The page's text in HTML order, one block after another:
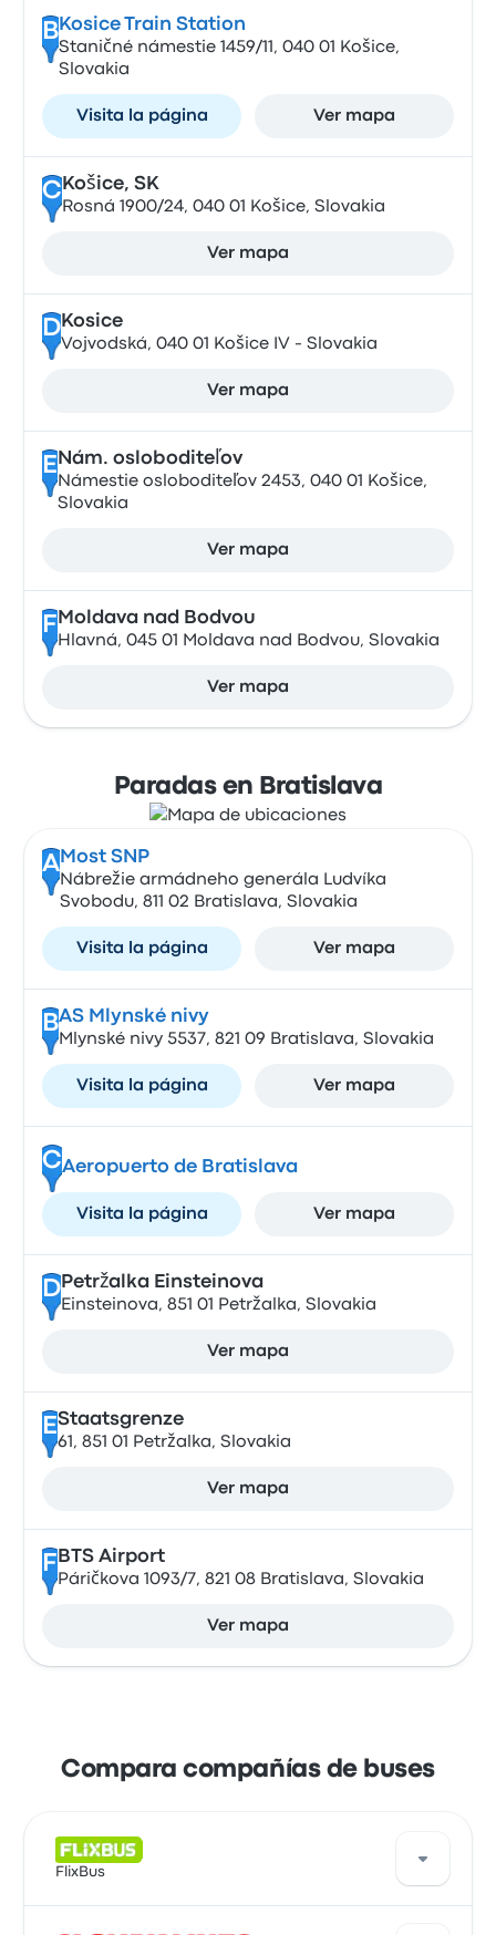
B Kosice Train Station
Staničné námestie 1459/11, 040 01 Košice,
Slovakia
Visita la página Ver mapa
CKošice, SK
Rosná 1900/24, 040 01 Košice, Slovakia
Ver mapa
DKosice
Vojvodská, 040 01 Košice IV - Slovakia
Ver mapa
E Nám. osloboditeľov
Námestie osloboditeľov 2453, 040 01 Košice,
Slovakia
Ver mapa
F Moldava nad Bodvou
Hlavná, 045 01 Moldava nad Bodvou, Slovakia
Ver mapa
Paradas en Bratislava
A Most SNP
Nábrežie armádneho generála Ludvíka
Svobodu, 811 02 Bratislava, Slovakia
Visita la página Ver mapa
BAS Mlynské nivy
Mlynské nivy 5537, 821 09 Bratislava, Slovakia
Visita la página Ver mapa
CAeropuerto de Bratislava
Visita la página Ver mapa
DPetržalka Einsteinova
Einsteinova, 851 01 Petržalka, Slovakia
Ver mapa
EStaatsgrenze
61, 851 01 Petržalka, Slovakia
Ver mapa
F BTS Airport
Páričkova 1093/7, 821 08 Bratislava, Slovakia
Ver mapa
Compara compañías de buses
FlixBus